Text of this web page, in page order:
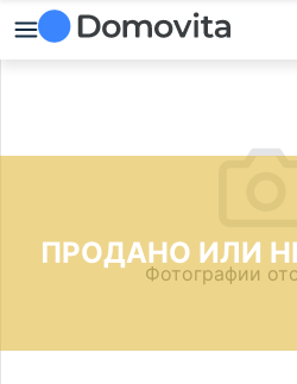
ПРОДАНО ИЛИ
Фотографии